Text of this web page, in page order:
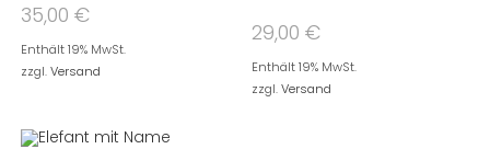
35,00 €
Enthält 19% MwSt.
zzgl.Versand
29,00€
Enthält 19% MwSt.
zzgl.Versand